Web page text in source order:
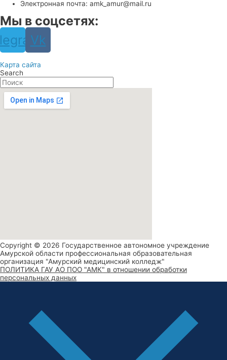
Электронная почта: amk_amur@mail.ru
Мы в соцсетях:
Vk
Карта сайта
Search
Copyright © 2026 Государственное автономное учреждение
Амурской области профессиональная образовательная
организация "Амурский медицинский колледж"
ПОЛИТИКА ГАУ АО ПОО "АМК" в отношении обработки
персональных данных